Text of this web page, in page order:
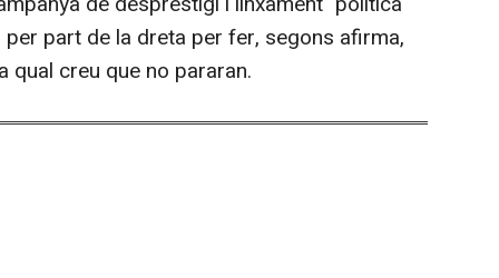
part de la dreta per fer, segons afirma,
qual creu que no pararan.